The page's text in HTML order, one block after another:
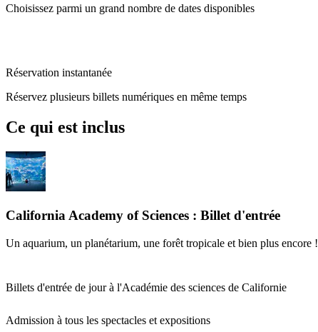
Choisissez parmi un grand nombre de dates disponibles
Réservation instantanée
Réservez plusieurs billets numériques en même temps
Ce qui est inclus
California Academy of Sciences : Billet d'entrée
Un aquarium, un planétarium, une forêt tropicale et bien plus encore !
Billets d'entrée de jour à l'Académie des sciences de Californie
Admission à tous les spectacles et expositions